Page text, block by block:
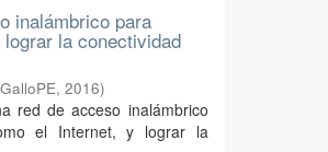
inalámbrico para
la conectividad
,2016)
red de acceso inalámbrico
el Internet, y lograr la